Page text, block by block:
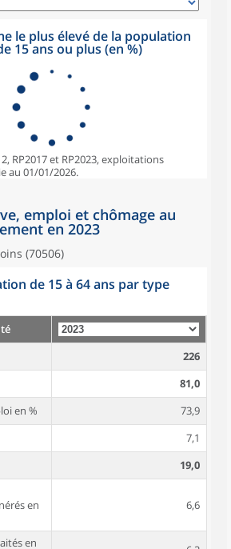
le plus élevé de la population
15 ans ou plus (en %)
RP2017 et RP2023, exploitations
au 01/01/2026.
emploi et chômage au
en 2023
(70506)
de 15 à 64 ans par type
226
81,0
en %
73,9
7,1
19,0
en
6,6
en